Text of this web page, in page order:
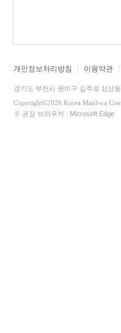
개인정보처리방침 이용약관
경기도 부천시 원미구 길주로 1(상
Copyright©2026 Korea Manhwa
※ 권장 브라우저 : Microsoft Edge